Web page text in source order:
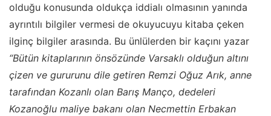
olduğu konusunda oldukça iddialı olmasının yanında
ayrıntılı bilgiler vermesi de okuyucuyu kitaba çeken
ilginç bilgiler arasında. Bu ünlülerden bir kaçını yazar
“Bütün kitaplarının önsözünde Varsaklı olduğun altını
çizen ve gururunu dile getiren Remzi Oğuz Arık, anne
tarafından Kozanlı olan Barış Manço, dedeleri
Kozanoğlu maliye bakanı olan Necmettin Erbakan